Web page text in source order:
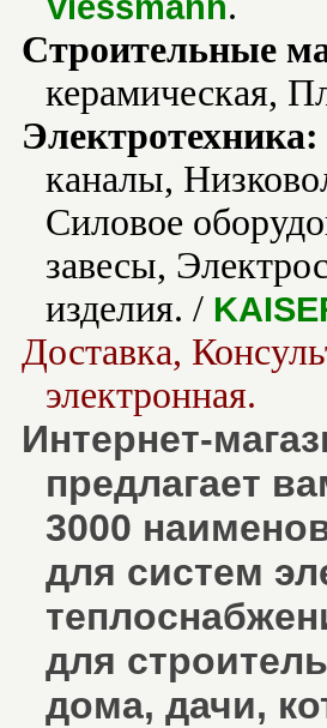
Строительные
керамическая,
Электротехника:
каналы,
Силовое
завесы,
изделия. /
Доставка,
электронная.
Интернет-
предлагает
3000
для систем
для
дома, дачи,